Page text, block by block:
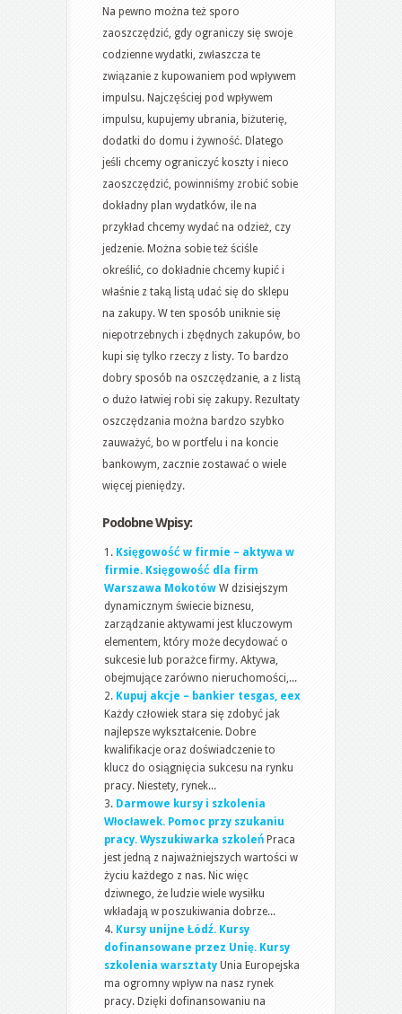
Na pewno można też sporo
zaoszczędzić, gdy ograniczy się swoje
codzienne wydatki, zwłaszcza te
związanie z kupowaniem pod wpływem
impulsu. Najczęściej pod wpływem
impulsu, kupujemy ubrania, biżuterię,
dodatki do domu i żywność. Dlatego
jeśli chcemy ograniczyć koszty i nieco
zaoszczędzić, powinniśmy zrobić sobie
dokładny plan wydatków, ile na
przykład chcemy wydać na odzież, czy
jedzenie. Można sobie też ściśle
określić, co dokładnie chcemy kupić i
właśnie z taką listą udać się do sklepu
na zakupy. W ten sposób uniknie się
niepotrzebnych i zbędnych zakupów, bo
kupi się tylko rzeczy z listy. To bardzo
dobry sposób na oszczędzanie, a z listą
o dużo łatwiej robi się zakupy. Rezultaty
oszczędzania można bardzo szybko
zauważyć, bo w portfelu i na koncie
bankowym, zacznie zostawać o wiele
więcej pieniędzy.
Podobne Wpisy:
Księgowość w firmie – aktywa w
firmie. Księgowość dla firm
Warszawa Mokotów W dzisiejszym
dynamicznym świecie biznesu,
zarządzanie aktywami jest kluczowym
elementem, który może decydować o
sukcesie lub porażce firmy. Aktywa,
obejmujące zarówno nieruchomości,...
Kupuj akcje – bankier tesgas, eex
Każdy człowiek stara się zdobyć jak
najlepsze wykształcenie. Dobre
kwalifikacje oraz doświadczenie to
klucz do osiągnięcia sukcesu na rynku
pracy. Niestety, rynek...
Darmowe kursy i szkolenia
Włocławek. Pomoc przy szukaniu
pracy. Wyszukiwarka szkoleń Praca
jest jedną z najważniejszych wartości w
życiu każdego z nas. Nic więc
dziwnego, że ludzie wiele wysiłku
wkładają w poszukiwania dobrze...
Kursy unijne Łódź. Kursy
dofinansowane przez Unię. Kursy
szkolenia warsztaty Unia Europejska
ma ogromny wpływ na nasz rynek
pracy. Dzięki dofinansowaniu na